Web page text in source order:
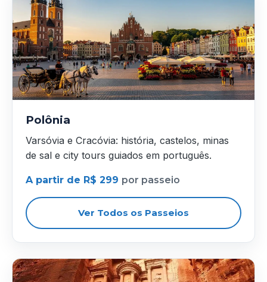
Polônia
Varsóvia e Cracóvia: história, castelos, minas
de sal e city tours guiados em português.
A partir de R$ 299 por passeio
Ver Todos os Passeios